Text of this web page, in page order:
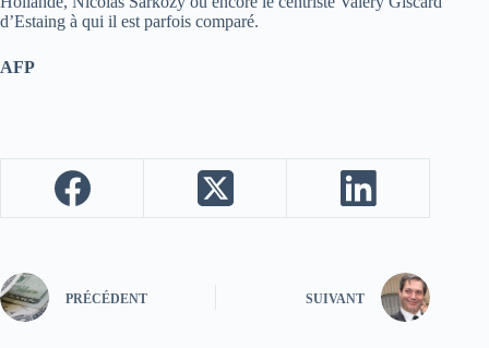
d’Estaing à qui il est parfois comparé.
AFP
PRÉCÉDENT SUIVANT